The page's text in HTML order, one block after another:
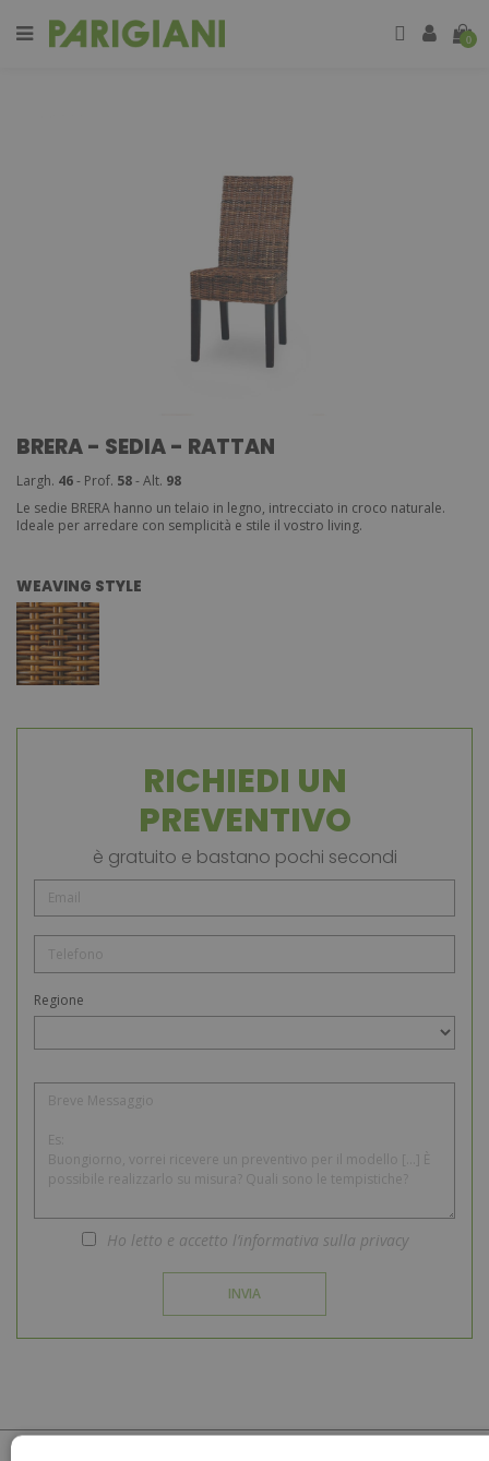
0
BRERA - SEDIA - RATTAN
Largh. 46- Prof. 58- Alt. 98
Le sedie BRERA hanno un telaio in legno, intrecciato in croco naturale.
Ideale per arredare con semplicità e stile il vostro living.
WEAVING STYLE
RICHIEDI UN
PREVENTIVO
è gratuito e bastano pochi secondi
Regione
Ho letto e accetto l’informativa sulla privacy
INVIA